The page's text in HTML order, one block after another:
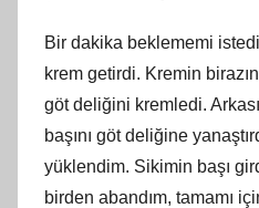
Bir dakika beklememi
krem getirdi. Kremin
göt deliğini kremledi.
başını göt deliğine
yüklendim. Sikimin başı
birden abandım, tamamı